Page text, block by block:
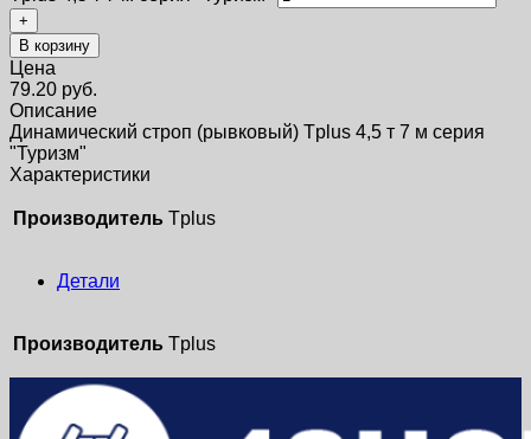
В корзину
Цена
79.20 руб.
Описание
Динамический строп (рывковый) Tplus 4,5 т 7 м серия
"Туризм"
Характеристики
Производитель Tplus
Детали
Производитель Tplus